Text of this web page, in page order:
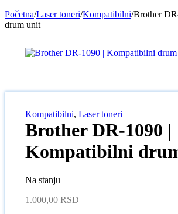
Početna/Laser toneri/Kompatibilni/Brother
drum unit
Kompatibilni, Laser toneri
Brother DR-1090 |
Kompatibilni
Na stanju
1.000,00 RSD